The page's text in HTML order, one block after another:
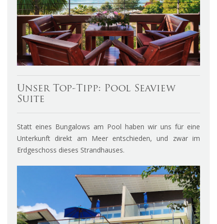
Unser Top-Tipp: Pool Seaview
Suite
Statt eines Bungalows am Pool haben wir uns für eine
Unterkunft direkt am Meer entschieden, und zwar im
Erdgeschoss dieses Strandhauses.